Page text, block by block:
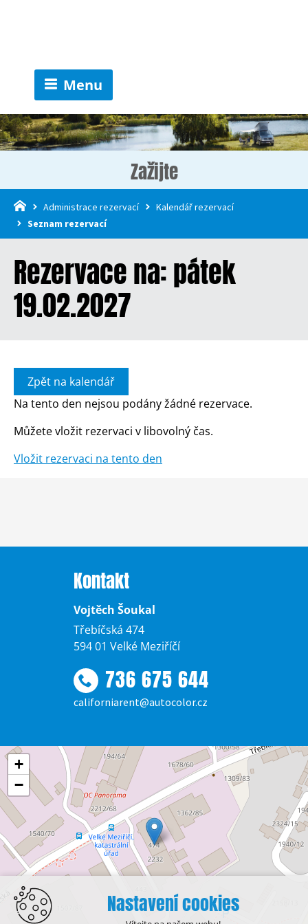
Menu
Zažijte
Administrace rezervací
Kalendář rezervací
Seznam rezervací
Rezervace na: pátek
19.02.2027
Zpět na kalendář
Na tento den nejsou podány žádné rezervace.
Můžete vložit rezervaci v libovolný čas.
Vložit rezervaci na tento den
Kontakt
Vojtěch Šoukal
Třebíčská 474
594 01 Velké Meziříčí
736 675 644
californiarent@autocolor.cz
+
−
Nastavení cookies